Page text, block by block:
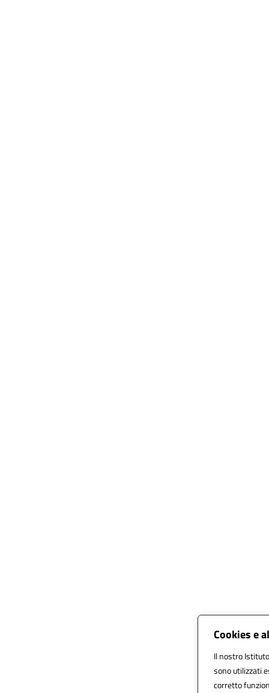
Cookies e
Il nostro
sono utilizzati
corretto